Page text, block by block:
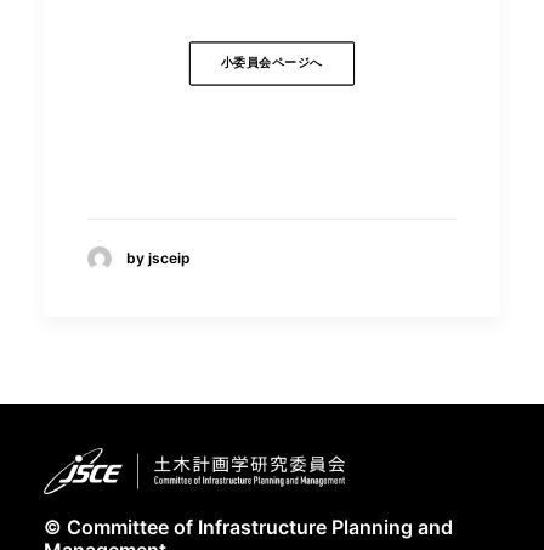
小委員会ページへ
by jsceip
© Committee of Infrastructure Planning and